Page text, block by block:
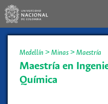
Medellín > Minas > Maestría
Maestría en
Química